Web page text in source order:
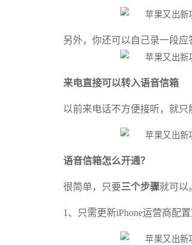
另外，你还可以自己录一段应
来电直接可以转入语音信箱
以前来电话不方便接听，就
语音信箱怎么开通？
很简单，只要三个步骤就可以
1、只需更新iPhone运营商配